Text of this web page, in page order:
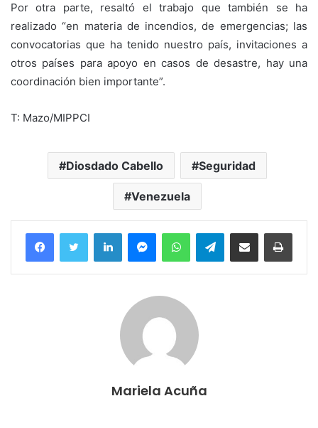
Por otra parte, resaltó el trabajo que también se ha
realizado “en materia de incendios, de emergencias; las
convocatorias que ha tenido nuestro país, invitaciones a
otros países para apoyo en casos de desastre, hay una
coordinación bien importante”.
T: Mazo/MIPPCI
Diosdado Cabello Seguridad
Venezuela
FacebookTwitter LinkedInMessengerWhatsAppTelegramCompartir por correo electrónico
Mariela Acuña